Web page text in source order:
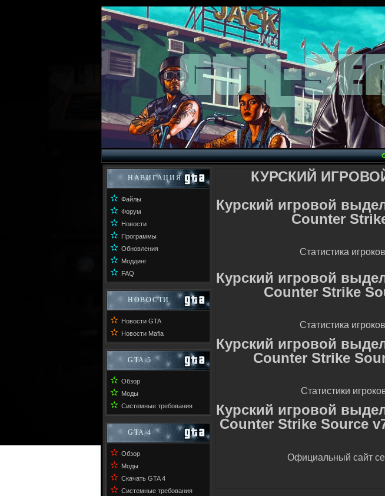
НАВИГАЦИЯ
✫ Файлы
✫ Форум
✫ Новости
✫ Программы
✫ Обновления
✫ Моддинг
✫ FAQ
НОВОСТИ
✫ Новости GTA
✫ Новости Mafia
GTA 5
✫ Обзор
✫ Моды
✫ Системные требования
GTA 4
✫ Обзор
✫ Моды
✫ Скачать GTA 4
✫ Системные требования
КУРСКИЙ
Курский игровой
Counter
Статистика игроков
Курский игровой
Сounter Strike
Cтатистика игроков
Курский игровой
Сounter Strike
Cтатистики
Курский игровой
Сounter Strike Source
Официальный сайт